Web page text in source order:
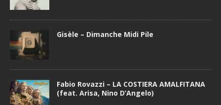
Gisèle – Dimanche Midi Pile
Fabio Rovazzi – LA COSTIERA AMALFITANA
(feat. Arisa, Nino D’Angelo)